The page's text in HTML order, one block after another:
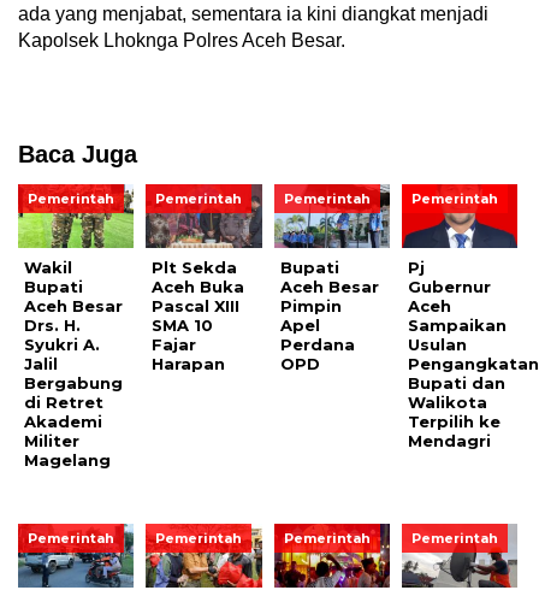
ada yang menjabat, sementara ia kini diangkat menjadi
Kapolsek Lhoknga Polres Aceh Besar.
Baca Juga
Pemerintah
Wakil
Bupati
Aceh Besar
Drs. H.
Syukri A.
Jalil
Bergabung
di Retret
Akademi
Militer
Magelang
Pemerintah
Plt Sekda
Aceh Buka
Pascal XIII
SMA 10
Fajar
Harapan
Pemerintah
Bupati
Aceh Besar
Pimpin
Apel
Perdana
OPD
Pemerintah
Pj
Gubernur
Aceh
Sampaikan
Usulan
Pengangkatan
Bupati dan
Walikota
Terpilih ke
Mendagri
Pemerintah Pemerintah Pemerintah Pemerintah